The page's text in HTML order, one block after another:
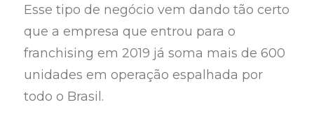
Esse tipo de negócio vem dando tão certo
que a empresa que entrou para o
franchising em 2019 já soma mais de 600
unidades em operação espalhada por
todo o Brasil.